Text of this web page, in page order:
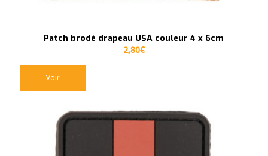
Patch brodé drapeau USA couleur 4 x 6cm
2,80€
Voir